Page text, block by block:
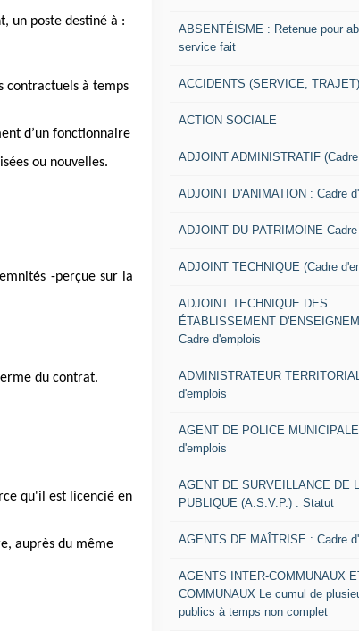
un poste destiné à :
contractuels à temps
d’un fonctionnaire
ou nouvelles.
-perçue sur la
du contrat.
qu'il est licencié en
auprès du même
ABSENTÉISME : Retenue pour
service fait
ACCIDENTS (SERVICE, TRAJET)
ACTION SOCIALE
ADJOINT ADMINISTRATIF
ADJOINT D'ANIMATION : Cadre
ADJOINT DU PATRIMOINE
ADJOINT TECHNIQUE (Cadre
ADJOINT TECHNIQUE DES
ÉTABLISSEMENT
Cadre d'emplois
ADMINISTRATEUR
d'emplois
AGENT DE POLICE
d'emplois
AGENT DE SURVEILLANCE DE
PUBLIQUE (A.S.V.P.) : Statut
AGENTS DE MAÎTRISE : Cadre
AGENTS INTER-COMMUNAUX
COMMUNAUX Le cumul de
publics à temps non complet